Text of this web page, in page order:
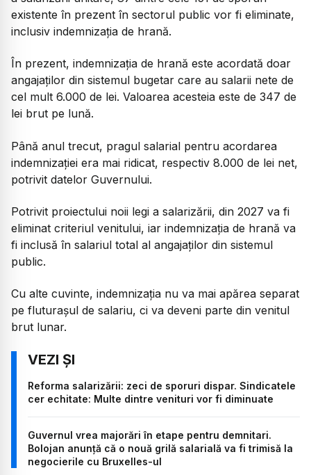
existente în prezent în sectorul public vor fi eliminate,
inclusiv indemnizația de hrană.
În prezent, indemnizația de hrană este acordată doar
angajaților din sistemul bugetar care au salarii nete de
cel mult 6.000 de lei. Valoarea acesteia este de 347 de
lei brut pe lună.
Până anul trecut, pragul salarial pentru acordarea
indemnizației era mai ridicat, respectiv 8.000 de lei net,
potrivit datelor Guvernului.
Potrivit proiectului noii legi a salarizării, din 2027 va fi
eliminat criteriul venitului, iar indemnizația de hrană va
fi inclusă în salariul total al angajaților din sistemul
public.
Cu alte cuvinte, indemnizația nu va mai apărea separat
pe fluturașul de salariu, ci va deveni parte din venitul
brut lunar.
Reforma salarizării: zeci de sporuri dispar. Sindicatele
cer echitate: Multe dintre venituri vor fi diminuate
Guvernul vrea majorări în etape pentru demnitari.
Bolojan anunță că o nouă grilă salarială va fi trimisă la
negocierile cu Bruxelles-ul